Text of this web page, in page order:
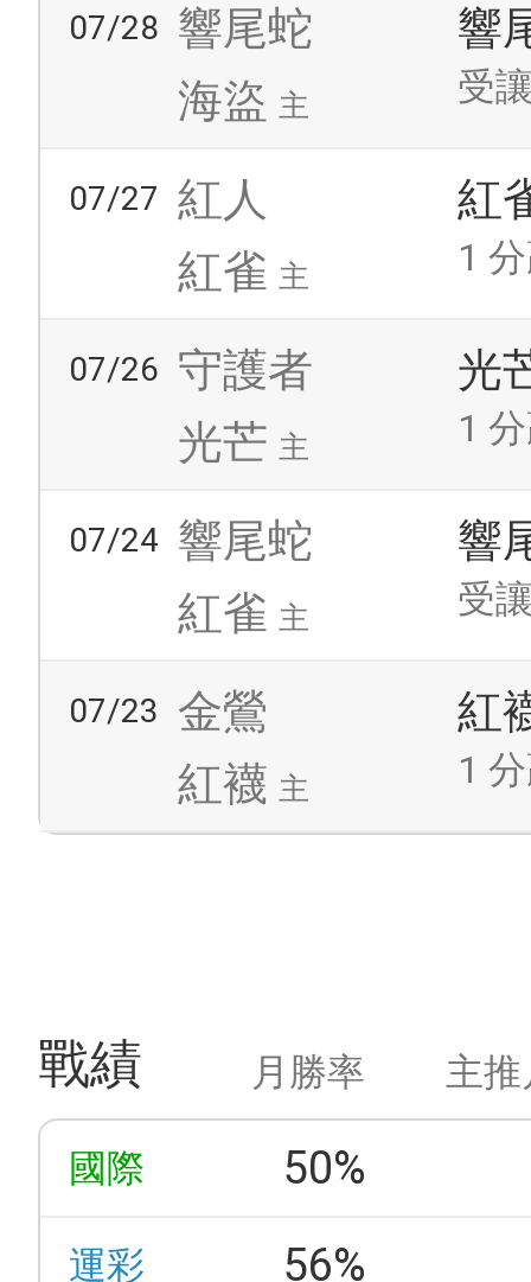
07/28 響尾蛇
海盜 主
響
受
07/27 紅人
紅雀 主
紅
1
07/26 守護者
光芒 主
光
1
07/24 響尾蛇
紅雀 主
響
受
07/23 金鶯
紅襪 主
紅
1
戰績 月勝率 主
國際 50%
運彩 56%